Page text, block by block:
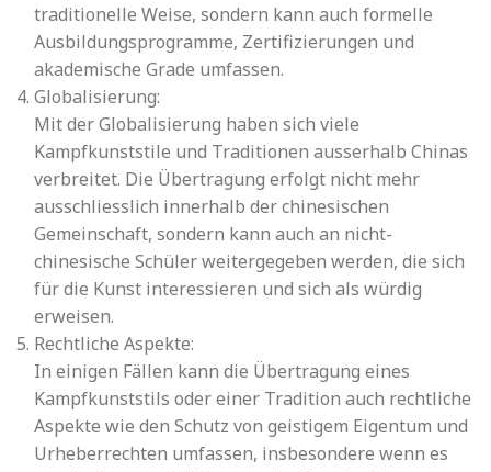
traditionelle Weise, sondern kann auch formelle
Ausbildungsprogramme, Zertifizierungen und
akademische Grade umfassen.
Globalisierung:
Mit der Globalisierung haben sich viele
Kampfkunststile und Traditionen ausserhalb Chinas
verbreitet. Die Übertragung erfolgt nicht mehr
ausschliesslich innerhalb der chinesischen
Gemeinschaft, sondern kann auch an nicht-
chinesische Schüler weitergegeben werden, die sich
für die Kunst interessieren und sich als würdig
erweisen.
Rechtliche Aspekte:
In einigen Fällen kann die Übertragung eines
Kampfkunststils oder einer Tradition auch rechtliche
Aspekte wie den Schutz von geistigem Eigentum und
Urheberrechten umfassen, insbesondere wenn es